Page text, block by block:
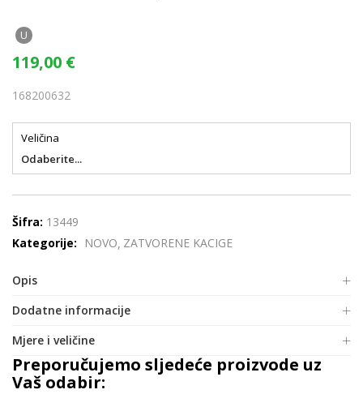
U
119,00 €
168200632
Veličina
Odaberite...
Šifra: 13449
Kategorije:
NOVO ZATVORENE KACIGE
Opis
Dodatne informacije
Mjere i veličine
Preporučujemo sljedeće proizvode uz
Vaš odabir: